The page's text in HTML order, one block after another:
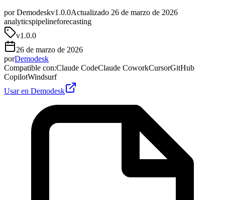
por Demodeskv1.0.0Actualizado 26 de marzo de 2026
analyticspipelineforecasting
v1.0.0
26 de marzo de 2026
porDemodesk
Compatible con:Claude CodeClaude CoworkCursorGitHub
CopilotWindsurf
Usar en Demodesk